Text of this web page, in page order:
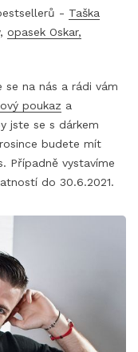
- Taška
, opasek Oskar,
na nás a rádi vám
poukaz a
jste se s dárkem
budete mít
Případně vystavíme
do 30.6.2021.